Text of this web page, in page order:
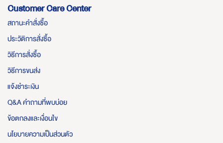
Customer Care Center
สถานะคำสั่งซื้อ
ประวัติการสั่งซื้อ
วิธีการสั่งซื้อ
วิธีการขนส่ง
แจ้งชำระเงิน
Q&A คำถามที่พบบ่อย
ข้อตกลงและเงื่อนไข
นโยบายความเป็นส่วนตัว